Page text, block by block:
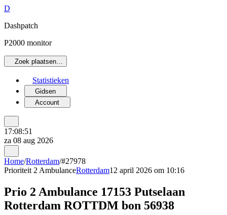
D
Dashpatch
P2000 monitor
Zoek plaatsen…
Statistieken
Gidsen
Account
17:08:51
za 08 aug 2026
Home/Rotterdam/#27978
Prioriteit 2 AmbulanceRotterdam12 april 2026 om 10:16
Prio 2 Ambulance 17153 Putselaan
Rotterdam ROTTDM bon 56938